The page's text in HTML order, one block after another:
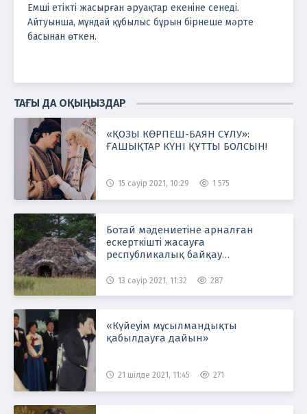
Емші етікті жасырған әруақтар екеніне сенеді.
Айтуынша, мұндай құбылыс бұрын бірнеше мәрте
басынан өткен.
ТАҒЫ ДА ОҚЫҢЫЗДАР
«ҚОЗЫ КӨРПЕШ-БАЯН СҰЛУ»:
ҒАШЫҚТАР КҮНІ ҚҰТТЫ БОЛСЫН!
15 сәуір 2021, 10:29 1 575
Ботай мәдениетіне арналған
ескерткішті жасауға
республикалық байқау
13 сәуір 2021, 11:32 287
«Күйеуім мұсылмандықты
қабылдауға дайын»
21 шілде 2021, 11:45 271